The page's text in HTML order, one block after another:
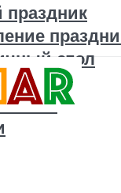
праздник
стол